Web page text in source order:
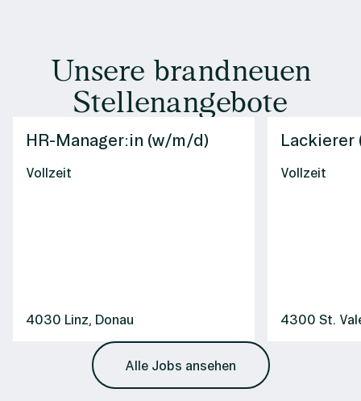
Unsere brandneuen
Stellenangebote
HR-Manager:in (w/m/d)
Vollzeit
4030 Linz, Donau
Lackierer
Vollzeit
4300 St.
Alle Jobs ansehen